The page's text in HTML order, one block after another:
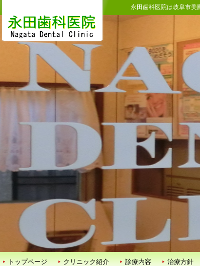
永田歯科医院は岐阜市美
トップページ クリニック紹介 診療内容 治療方針